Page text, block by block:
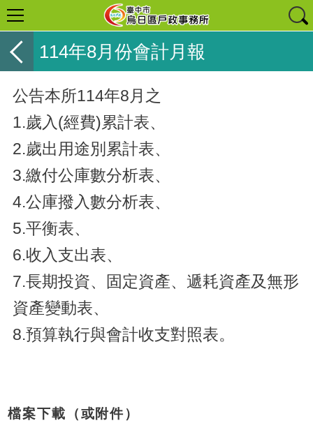
114年8月份會計月報
公告本所114年8月之
1.歲入(經費)累計表、
2.歲出用途別累計表、
3.繳付公庫數分析表、
4.公庫撥入數分析表、
5.平衡表、
6.收入支出表、
7.長期投資、固定資產、遞耗資產及無形
資產變動表、
8.預算執行與會計收支對照表。
檔案下載（或附件）